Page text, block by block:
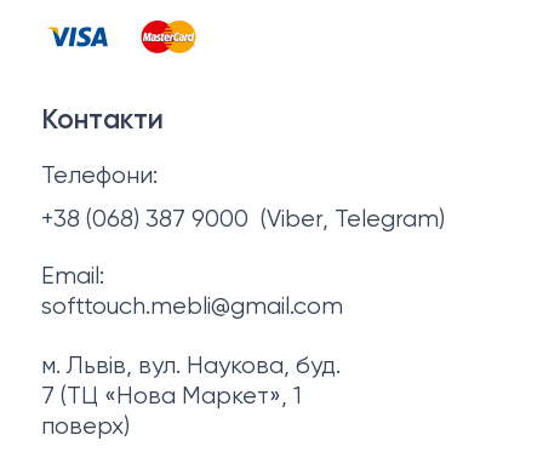
Тумби та комоди
Контакти
Політика конфіденційності
Про нас
Контакти
Телефони:
+38 (068) 387 9000 (Viber, Telegram)
Email:
softtouch.mebli@gmail.com
м. Львів, вул. Наукова, буд.
7 (ТЦ «Нова Маркет», 1
поверх)